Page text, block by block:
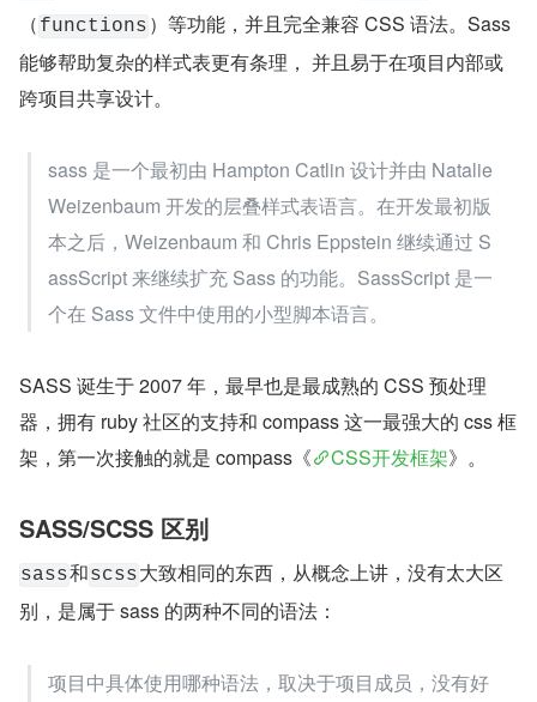
（ functions ）等功能，并且完全兼容 CSS 语法。Sass
能够帮助复杂的样式表更有条理， 并且易于在项目内部或
跨项目共享设计。
sass 是一个最初由 Hampton Catlin 设计并由 Natalie
Weizenbaum 开发的层叠样式表语言。在开发最初版
本之后，Weizenbaum 和 Chris Eppstein 继续通过 S
assScript 来继续扩充 Sass 的功能。SassScript 是一
个在 Sass 文件中使用的小型脚本语言。
SASS 诞生于 2007 年，最早也是最成熟的 CSS 预处理
器，拥有 ruby 社区的支持和 compass 这一最强大的 css 框
架，第一次接触的就是 compass《
CSS开发框架》。
SASS/SCSS 区别
sass和scss大致相同的东西，从概念上讲，没有太大区
别，是属于 sass 的两种不同的语法：
项目中具体使用哪种语法，取决于项目成员，没有好